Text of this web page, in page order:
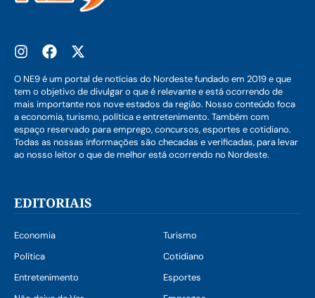
O NE9 é um portal de notícias do Nordeste fundado em 2019 e que
tem o objetivo de divulgar o que é relevante e está ocorrendo de
mais importante nos nove estados da região. Nosso conteúdo foca
a economia, turismo, política e entretenimento. Também com
espaço reservado para emprego, concursos, esportes e cotidiano.
Todas as nossas informações são checadas e verificadas, para levar
ao nosso leitor o que de melhor está ocorrendo no Nordeste.
EDITORIAIS
Economia
Turismo
Política
Cotidiano
Entretenimento
Esportes